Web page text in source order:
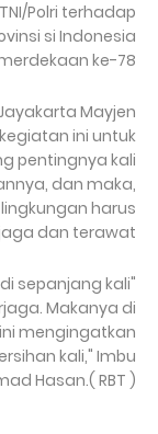
Polri terhadap
si Indonesia
ke-78.
Mayjen
ini untuk
pentingnya kali
dan maka,
harus
dan terawat.
sepanjang kali
Makanya di
mengingatkan
kali," Imbu
Hasan.( RBT )